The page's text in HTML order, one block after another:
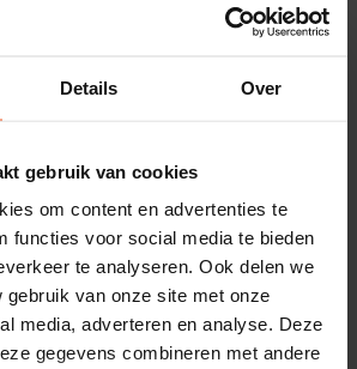
Details Over
gebruik van cookies
om content en advertenties te
functies voor social media te bieden
te analyseren. Ook delen we
gebruik van onze site met onze
media, adverteren en analyse. Deze
gegevens combineren met andere
40 x 40 x 4 mm
volgens EN755-1/2
(max. 2000 mm)
+/- 2 mm lengtetolerantie